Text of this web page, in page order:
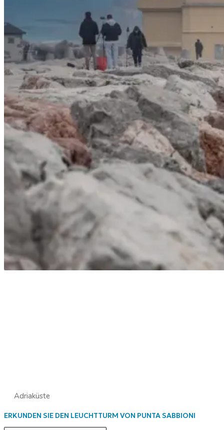
Adriaküste
ERKUNDEN SIE DEN LEUCHTTURM VON PUNTA SABBIONI